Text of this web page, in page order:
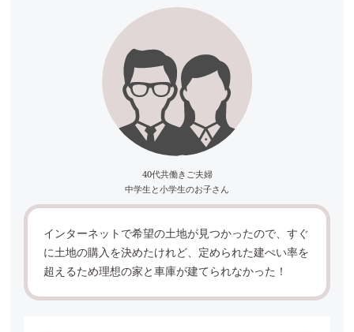
40代共働きご夫婦
中学生と小学生のお子さん
インターネットで希望の土地が見つかったので、すぐ
に土地の購入を決めたけれど、定められた建ぺい率を
超えるため理想の家と車庫が建てられなかった！